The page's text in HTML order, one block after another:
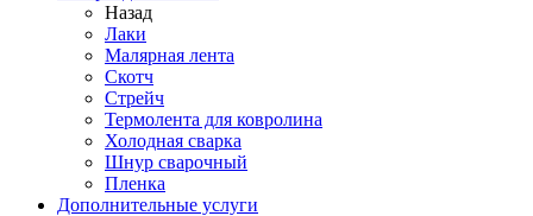
Назад
Лаки
Малярная лента
Скотч
Стрейч
Термолента для ковролина
Холодная сварка
Шнур сварочный
Пленка
Дополнительные услуги